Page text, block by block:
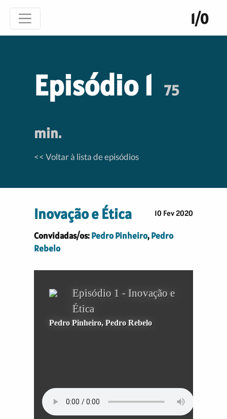
1/0
Episódio 1 75
min.
<< Voltar à lista de episódios
10 Fev 2020
Inovação e Ética
Convidadas/os:Pedro Pinheiro,Pedro
Rebelo